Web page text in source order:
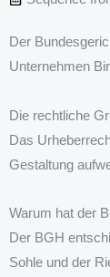
Der
Unternehmen
Die rechtliche
Das
Gestaltung
Warum hat der
Der BGH
Sohle und der